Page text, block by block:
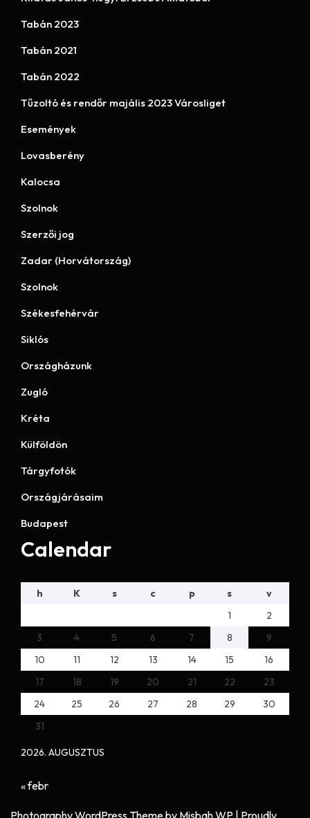
Tabán 2023
Tabán 2021
Tabán 2022
Tűzoltó és rendőr majális 2023 Városliget
Események
Lovasberény
Kalocsa
Szolnok
Szerzői jog
Zadar (Horvátország)
Szolnok
Székesfehérvár
Siklós
Országházunk
Zugló
Kréta
Külföldön
Tárgyfotók
Országjárásaim
Budapest
Calendar
2026. AUGUSZTUS
h K s c p s
v
1
2
3
4 5 6 7 8
9
10
11 12 13 14 15
16
17
18 19 20 21 22
23
24
25 26 27 28 29
30
31
« febr
Photography WordPress Themeby Misbah WP | Proudly